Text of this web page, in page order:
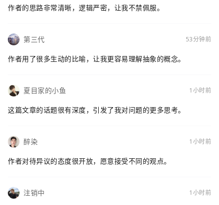
作者的思路非常清晰，逻辑严密，让我不禁佩服。
第三代 53分钟前
作者用了很多生动的比喻，让我更容易理解抽象的概念。
夏目家的小鱼 1小时前
这篇文章的话题很有深度，引发了我对问题的更多思考。
醉染 1小时前
作者对待异议的态度很开放，愿意接受不同的观点。
注销中 1小时前